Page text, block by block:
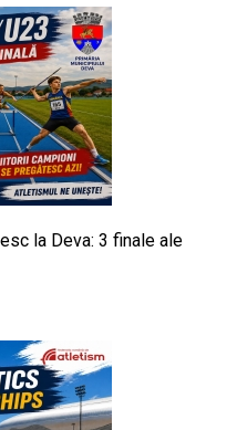
la Deva: 3 finale ale